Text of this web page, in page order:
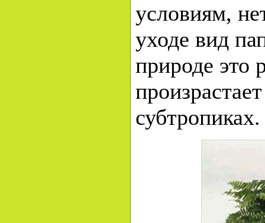
условиям,
уходе вид
природе это
субтропиках.